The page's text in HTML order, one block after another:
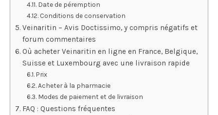
Date de péremption
Conditions de conservation
Veinaritin – Avis Doctissimo, y compris négatifs et
forum commentaires
Où acheter Veinaritin en ligne en France, Belgique,
Suisse et Luxembourg avec une livraison rapide
Prix
Acheter à la pharmacie
Modes de paiement et de livraison
FAQ : Questions fréquentes